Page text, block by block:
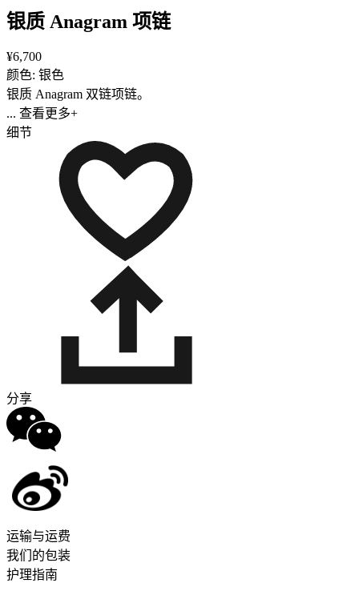
银质 Anagram 项链
¥6,700
颜色: 银色
银质 Anagram 双链项链。
... 查看更多+
细节
分享
运输与运费
我们的包装
护理指南